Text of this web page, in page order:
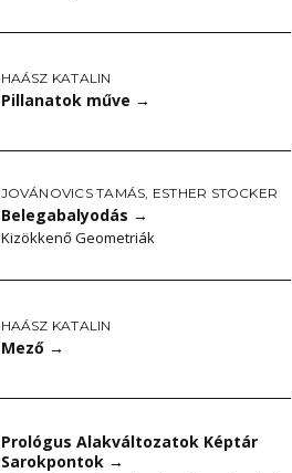
HAÁSZ KATALIN
Pillanatok műve →
JOVÁNOVICS TAMÁS, ESTHER STOCKER
Belegabalyodás →
Kizökkenő Geometriák
HAÁSZ KATALIN
Mező →
Prológus Alakváltozatok Képtár
Sarokpontok →